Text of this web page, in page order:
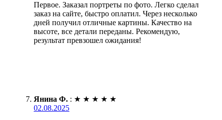
Первое. Заказал портреты по фото. Легко сделал
заказ на сайте, быстро оплатил. Через несколько
дней получил отличные картины. Качество на
высоте, все детали переданы. Рекомендую,
результат превзошел ожидания!
Янина Ф. : ★ ★ ★ ★ ★
02.08.2025